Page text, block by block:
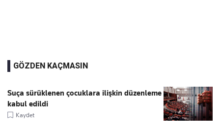
GÖZDEN KAÇMASIN
Suça sürüklenen çocuklara ilişkin düzenleme
kabul edildi
Kaydet